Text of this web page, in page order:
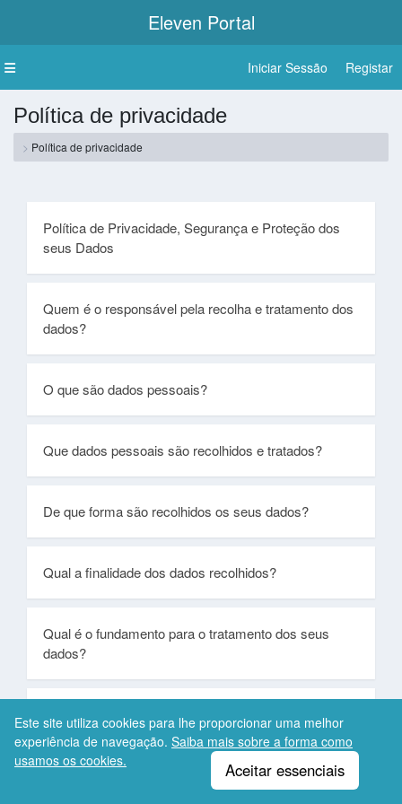
Eleven Portal
Iniciar Sessão Registar
Política de privacidade
Política de privacidade
Este site utiliza cookies para lhe proporcionar uma melhor
experiência de navegação. Saiba mais sobre a forma como
usamos os cookies.
Aceitar essenciais
Política de Privacidade, Segurança e Proteção dos
seus Dados
Quem é o responsável pela recolha e tratamento dos
dados?
O que são dados pessoais?
Que dados pessoais são recolhidos e tratados?
De que forma são recolhidos os seus dados?
Qual a finalidade dos dados recolhidos?
Qual é o fundamento para o tratamento dos seus
dados?
Com quem são partilhados os seus dados?
mobiave
Copyright © 2026Eleven Systems
Todos os